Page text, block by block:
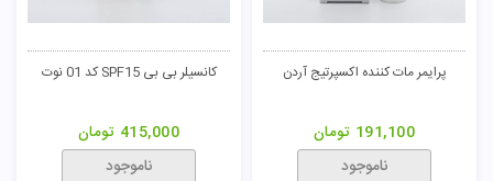
پرایمر مات کننده اکسپرتیج آردن
191,100 تومان
ناموجود
کانسیلر بی بی SPF15 کد 01 نوت
415,000 تومان
ناموجود